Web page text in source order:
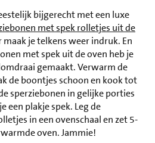
bijgerecht met een luxe
met spek rolletjes uit de
maak je telkens weer indruk. En
met spek uit de oven heb je
gemaakt. Verwarm de
de boontjes schoon en kook tot
sperziebonen in gelijke porties
een plakje spek. Leg de
in een ovenschaal en zet 5-
oven. Jammie!